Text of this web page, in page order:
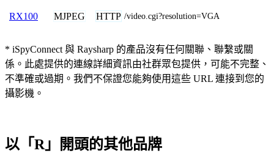
RX100 MJPEG HTTP /video.cgi?resolution=VGA
* iSpyConnect 與 Raysharp 的產品沒有任何關聯、聯繫或關
係。此處提供的連線詳細資訊由社群眾包提供，可能不完整、
不準確或過期。我們不保證您能夠使用這些 URL 連接到您的
攝影機。
以「R」開頭的其他品牌